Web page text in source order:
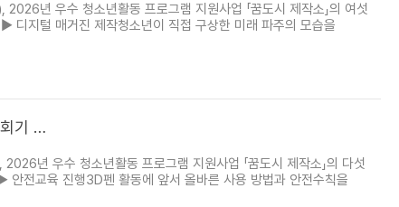
년 우수 청소년활동 프로그램 지원사업 「꿈도시 제작소」의 여섯
지털 매거진 제작청소년이 직접 구상한 미래 파주의 모습을
기 …
년 우수 청소년활동 프로그램 지원사업 「꿈도시 제작소」의 다섯
전교육 진행3D펜 활동에 앞서 올바른 사용 방법과 안전수칙을